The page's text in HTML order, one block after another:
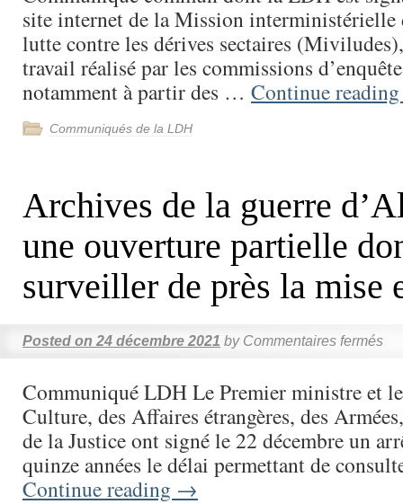
site internet de la Mission interministérielle
lutte contre les dérives sectaires
travail réalisé par les commissions
notamment à partir des … Continue
Communiqués de la LDH
Archives de la guerre
une ouverture partielle
surveiller de près la mise
Posted on 24 décembre 2021 by Commentaires fermés
Communiqué LDH Le Premier ministre et
Culture, des Affaires étrangères, des
de la Justice ont signé le 22 décembre un
quinze années le délai permettant de
Continue reading →